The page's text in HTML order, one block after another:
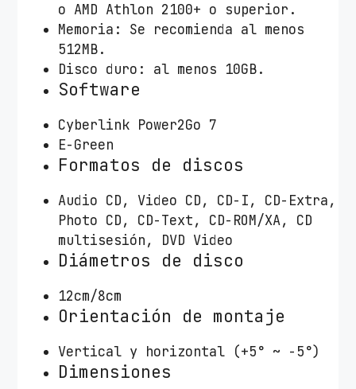
o AMD Athlon 2100+ o superior.
Memoria: Se recomienda al menos
512MB.
Disco duro: al menos 10GB.
Software
Cyberlink Power2Go 7
E-Green
Formatos de discos
Audio CD, Video CD, CD-I, CD-Extra,
Photo CD, CD-Text, CD-ROM/XA, CD
multisesión, DVD Video
Diámetros de disco
12cm/8cm
Orientación de montaje
Vertical y horizontal (+5° ~ -5°)
Dimensiones